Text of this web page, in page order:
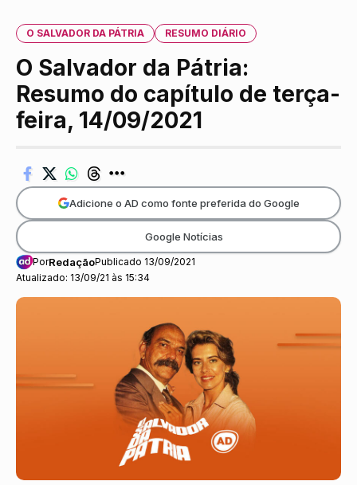
O SALVADOR DA PÁTRIA RESUMO DIÁRIO
O Salvador da Pátria:
Resumo do capítulo de terça-
feira, 14/09/2021
Atualizado: 13/09/21 às 15:34
PorRedaçãoPublicado 13/09/2021
Adicione o AD como fonte preferida do Google
Google Notícias